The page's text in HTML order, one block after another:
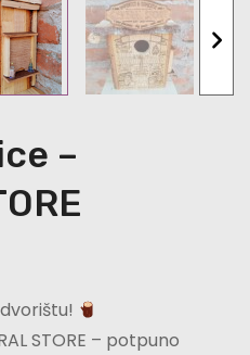
–
STORE – potpuno